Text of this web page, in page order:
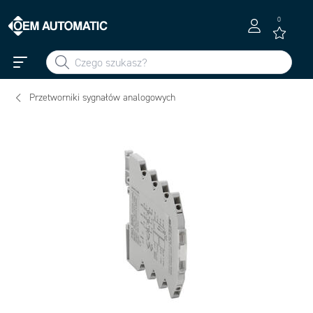
0
Przetworniki sygnałów analogowych